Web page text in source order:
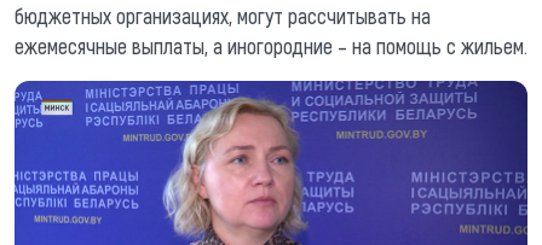
бюджетных организациях, могут рассчитывать на
ежемесячные выплаты, а иногородние – на помощь с жильем.